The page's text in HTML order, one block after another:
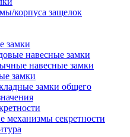
корпуса защелок
замки
навесные замки
навесные замки
замки
замки общего
механизмы секретности